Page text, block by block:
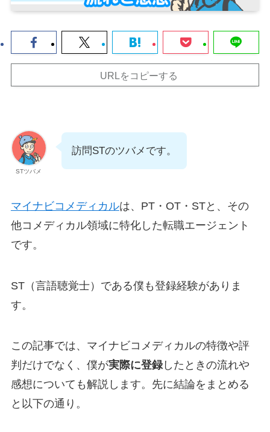
URLをコピーする
STツバメ
訪問STのツバメです。
マイナビコメディカルは、PT・OT・STと、その
他コメディカル領域に特化した転職エージェント
です。
ST（言語聴覚士）である僕も登録経験がありま
す。
この記事では、マイナビコメディカルの特徴や評
判だけでなく、僕が実際に登録したときの流れや
感想についても解説します。先に結論をまとめる
と以下の通り。